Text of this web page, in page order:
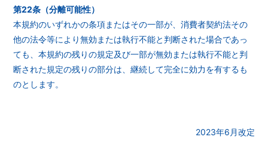
第22条（分離可能性）
本規約のいずれかの条項またはその一部が、消費者契約法その
他の法令等により無効または執行不能と判断された場合であっ
ても、本規約の残りの規定及び一部が無効または執行不能と判
断された規定の残りの部分は、継続して完全に効力を有するも
のとします。
2023年6月改定